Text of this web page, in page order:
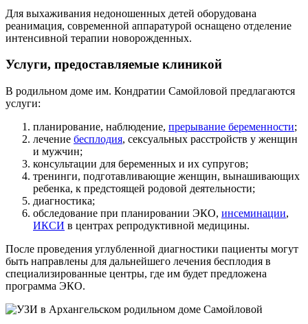
Для выхаживания недоношенных детей оборудована
реанимация, современной аппаратурой оснащено отделение
интенсивной терапии новорожденных.
Услуги, предоставляемые клиникой
В родильном доме им. Кондратии Самойловой предлагаются
услуги:
планирование, наблюдение, прерывание беременности;
лечение бесплодия, сексуальных расстройств у женщин
и мужчин;
консультации для беременных и их супругов;
тренинги, подготавливающие женщин, вынашивающих
ребенка, к предстоящей родовой деятельности;
диагностика;
обследование при планировании ЭКО, инсеминации,
ИКСИ в центрах репродуктивной медицины.
После проведения углубленной диагностики пациенты могут
быть направлены для дальнейшего лечения бесплодия в
специализированные центры, где им будет предложена
программа ЭКО.